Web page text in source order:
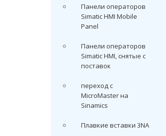
Панели операторов
Simatic HMI Mobile
Panel
Панели операторов
Simatic HMI, снятые с
поставок
переход с
MicroMaster на
Sinamics
Плавкие вставки 3NA